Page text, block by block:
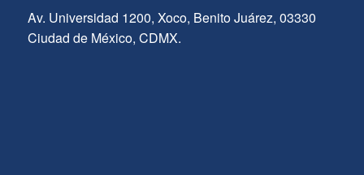
Av. Universidad 1200, Xoco, Benito Juárez, 03330
Ciudad de México, CDMX.